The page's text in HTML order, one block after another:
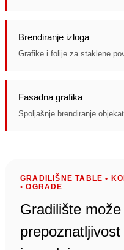
Brendiranje izloga
Grafike i folije za staklene
Fasadna grafika
Spoljašnje brendiranje
GRADILIŠNE TABLE •
• OGRADE
Gradilište